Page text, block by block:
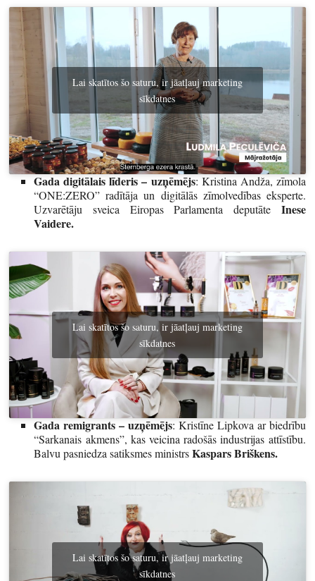
Lai skatītos šo saturu, ir jāatļauj marketing
sīkdatnes
Gada digitālais līderis – uzņēmējs: Kristina Andža, zīmola
“ONE:ZERO” radītāja un digitālās zīmolvedības eksperte.
Uzvarētāju sveica Eiropas Parlamenta deputāte Inese
Vaidere.
Lai skatītos šo saturu, ir jāatļauj marketing
sīkdatnes
Gada remigrants – uzņēmējs: Kristīne Lipkova ar biedrību
“Sarkanais akmens”, kas veicina radošās industrijas attīstību.
Balvu pasniedza satiksmes ministrsKaspars Briškens.
Lai skatītos šo saturu, ir jāatļauj marketing
sīkdatnes